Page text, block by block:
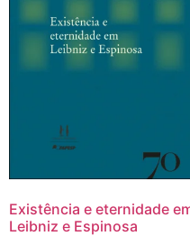
Existência e eternidade
Leibniz e Espinosa